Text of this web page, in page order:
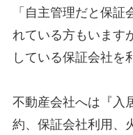
「自主管理だと保
れている方もいます
している保証会社を
不動産会社へは『入
約、保証会社利用、